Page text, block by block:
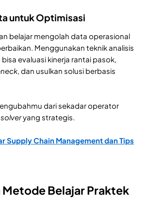
untuk Optimisasi
belajar mengolah data operasional
Menggunakan teknik analisis
evaluasi kinerja rantai pasok,
, dan usulkan solusi berbasis
dari sekadar operator
yang strategis.
Supply Chain Management dan Tips
Metode Belajar Praktek